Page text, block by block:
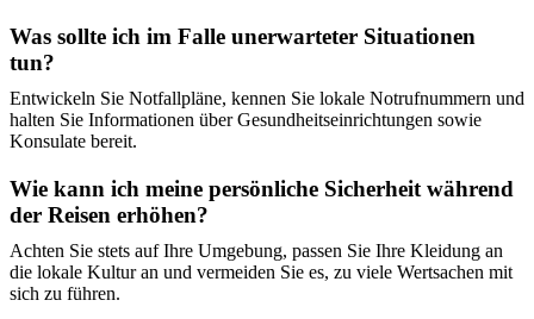
Was sollte ich im Falle unerwarteter Situationen
tun?
Entwickeln Sie Notfallpläne, kennen Sie lokale Notrufnummern und
halten Sie Informationen über Gesundheitseinrichtungen sowie
Konsulate bereit.
Wie kann ich meine persönliche Sicherheit während
der Reisen erhöhen?
Achten Sie stets auf Ihre Umgebung, passen Sie Ihre Kleidung an
die lokale Kultur an und vermeiden Sie es, zu viele Wertsachen mit
sich zu führen.